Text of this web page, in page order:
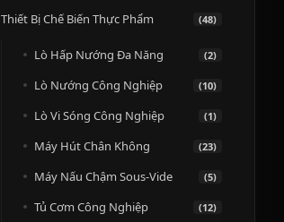
Thiết Bị Chế Biến Thực Phẩm (48)
Lò Hấp Nướng Đa Năng (2)
Lò Nướng Công Nghiệp (10)
Lò Vi Sóng Công Nghiệp (1)
Máy Hút Chân Không (23)
Máy Nấu Chậm Sous-Vide (5)
Tủ Cơm Công Nghiệp (12)